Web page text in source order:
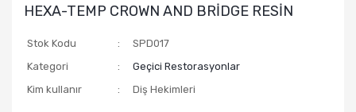
HEXA-TEMP CROWN AND BRİDGE RESİN
Stok Kodu
SPD017
Kategori
Geçici Restorasyonlar
Kim kullanır
Diş Hekimleri